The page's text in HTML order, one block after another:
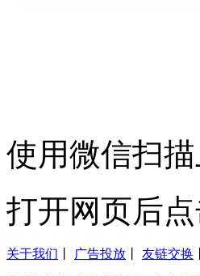
使用微信扫
打开网页后
关于我们 广告投放 友链交换